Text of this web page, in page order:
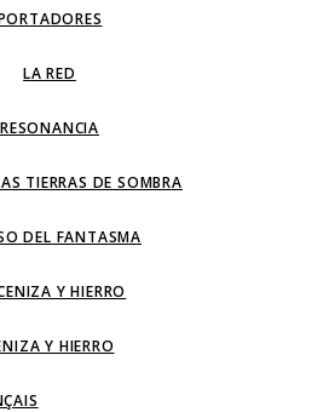
LA RED
RESONANCIA
TIERRAS DE SOMBRA
DEL FANTASMA
Y HIERRO
Y HIERRO